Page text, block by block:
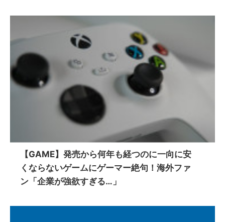
【GAME】発売から何年も経つのに一向に安
くならないゲームにゲーマー絶句！海外ファ
ン「企業が強欲すぎる…」